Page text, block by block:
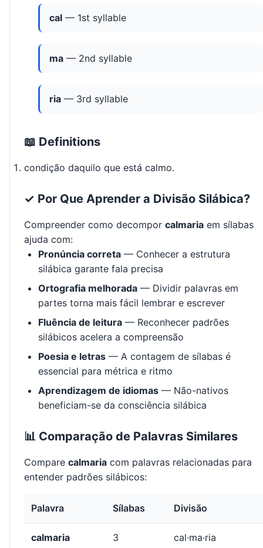
cal — 1st syllable
ma — 2nd syllable
ria — 3rd syllable
📖 Definitions
condição daquilo que está calmo.
✓ Por Que Aprender a Divisão Silábica?
Compreender como decompor calmaria em sílabas
ajuda com:
Pronúncia correta — Conhecer a estrutura
silábica garante fala precisa
Ortografia melhorada — Dividir palavras em
partes torna mais fácil lembrar e escrever
Fluência de leitura — Reconhecer padrões
silábicos acelera a compreensão
Poesia e letras — A contagem de sílabas é
essencial para métrica e ritmo
Aprendizagem de idiomas — Não-nativos
beneficiam-se da consciência silábica
📊 Comparação de Palavras Similares
Compare calmaria com palavras relacionadas para
entender padrões silábicos:
Palavra Sílabas Divisão
calmaria 3 cal·ma·ria